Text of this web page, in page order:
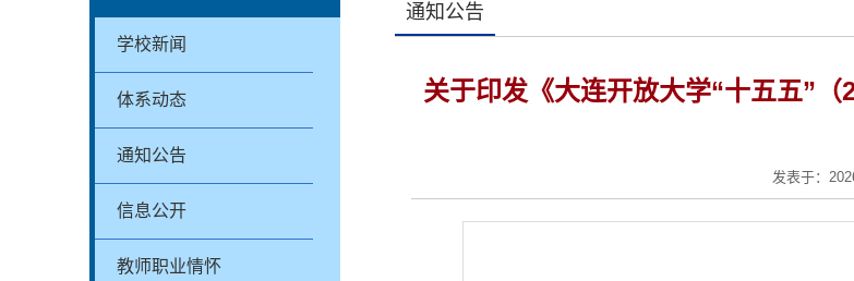
学校新闻
体系动态
通知公告
信息公开
教师职业情怀
通知公告
关于印发《大连开放大学“十五五”
发表于：